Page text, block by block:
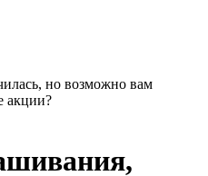
но возможно вам
акции?